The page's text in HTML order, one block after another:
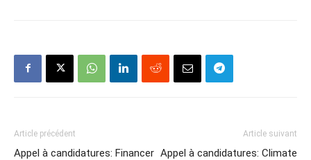
Article précédent
Appel à candidatures: Financer
Article suivant
Appel à candidatures: Climate